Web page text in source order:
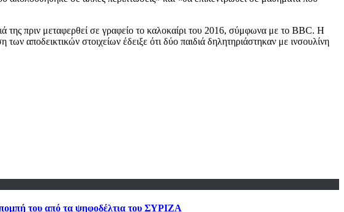
της πριν μεταφερθεί σε γραφείο το καλοκαίρι του 2016, σύμφωνα με το BBC. Η
αποδεικτικών στοιχείων έδειξε ότι δύο παιδιά δηλητηριάστηκαν με ινσουλίνη
του από τα ψηφοδέλτια του ΣΥΡΙΖΑ